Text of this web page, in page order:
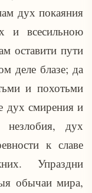
дух покаяния
и всесильною
оставити пути
деле блазе; да
и похотьми
дух смирения и
дух
к славе
Упраздни
обычаи мира,